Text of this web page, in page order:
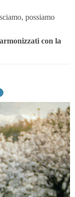
possiamo
con la